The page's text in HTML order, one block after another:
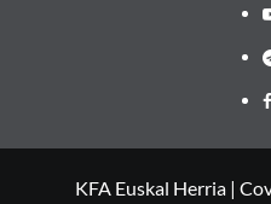
KFA Euskal Herria |